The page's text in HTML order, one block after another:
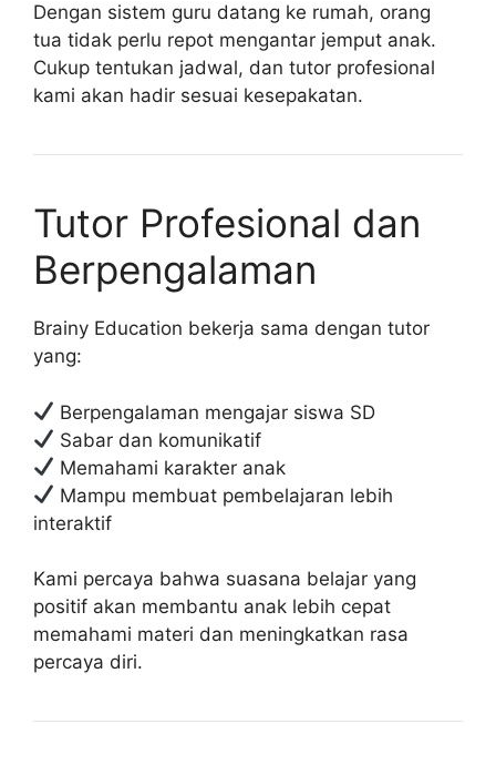
Dengan sistem guru datang ke rumah, orang
tua tidak perlu repot mengantar jemput anak.
Cukup tentukan jadwal, dan tutor profesional
kami akan hadir sesuai kesepakatan.
Tutor Profesional dan
Berpengalaman
Brainy Education bekerja sama dengan tutor
yang:
Berpengalaman mengajar siswa SD
Sabar dan komunikatif
Memahami karakter anak
Mampu membuat pembelajaran lebih
interaktif
Kami percaya bahwa suasana belajar yang
positif akan membantu anak lebih cepat
memahami materi dan meningkatkan rasa
percaya diri.